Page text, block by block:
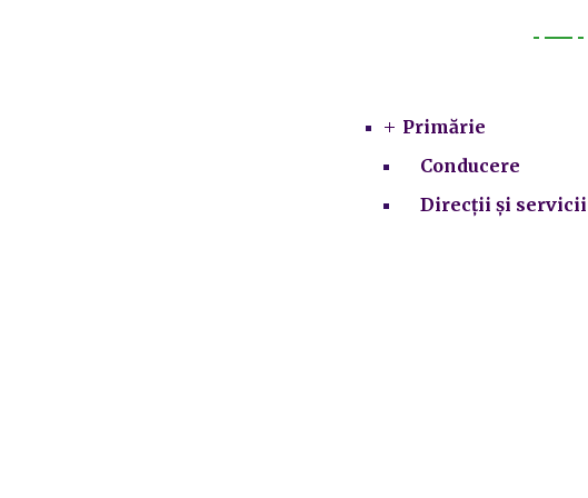
Primărie
Conducere
Direcții și servicii